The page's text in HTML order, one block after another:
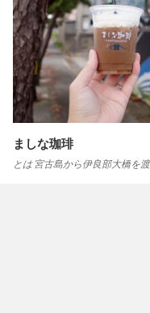
ましな珈琲
とは 宮古島から伊良部大橋を